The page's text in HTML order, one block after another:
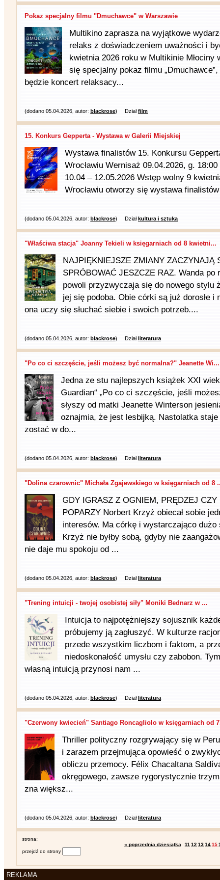
Pokaz specjalny filmu "Dmuchawce" w Warszawie
Multikino zaprasza na wyjątkowe
relaks z doświadczeniem uważności i
kwietnia 2026 roku w Multikinie Młociny
się specjalny pokaz filmu
będzie koncert relaksacy...
(dodano 05.04.2026, autor: blackrose) Działfilm
15. Konkurs Gepperta - Wystawa w Galerii Miejskiej
Wystawa finalistów 15. Konkursu
Wrocławiu Wernisaż 09.04.2026, g.
10.04 – 12.05.2026 Wstęp wolny 9
Wrocławiu otworzy się wystawa
(dodano 05.04.2026, autor: blackrose) Działkultura i sztuka
"Właściwa stacja" Joanny Tekieli w księgarniach od 8 kwietni...
NAJPIĘKNIEJSZE ZMIANY ZACZYNAJĄ
SPRÓBOWAĆ JESZCZE RAZ. Wanda po
powoli przyzwyczaja się do nowego stylu
jej się podoba. Obie córki są już dorosłe i
ona uczy się słuchać siebie i swoich potrzeb....
(dodano 05.04.2026, autor: blackrose) Działliteratura
"Po co ci szczęście, jeśli możesz być normalna?" Jeanette Wi...
Jedna ze stu najlepszych książek XXI
Guardian“ „Po co ci szczęście, jeśli
słyszy od matki Jeanette Winterson
oznajmia, że jest lesbijką. Nastolatka
zostać w do...
(dodano 05.04.2026, autor: blackrose) Działliteratura
"Dolina czarownic" Michała Zgajewskiego w księgarniach od 8
GDY IGRASZ Z OGNIEM, PRĘDZEJ
POPARZY Norbert Krzyż obiecał sobie
interesów. Ma córkę i wystarczająco dużo
Krzyż nie byłby sobą, gdyby nie
nie daje mu spokoju od ...
(dodano 05.04.2026, autor: blackrose) Działliteratura
"Trening intuicji - twojej osobistej siły" Moniki Bednarz w ...
Intuicja to najpotężniejszy sojusznik
próbujemy ją zagłuszyć. W kulturze
przede wszystkim liczbom i faktom, a
niedoskonałość umysłu czy zabobon.
własną intuicją przynosi nam ...
(dodano 05.04.2026, autor: blackrose) Działliteratura
"Czerwony kwiecień" Santiago Roncagliolo w księgarniach od
Thriller polityczny rozgrywający się w
i zarazem przejmująca opowieść o
obliczu przemocy. Félix Chacaltana
okręgowego, zawsze rygorystycznie
zna większ...
(dodano 05.04.2026, autor: blackrose) Działliteratura
strona:
« poprzednia dziesiątka
11 12 131415
przejdź do strony
REKLAMA